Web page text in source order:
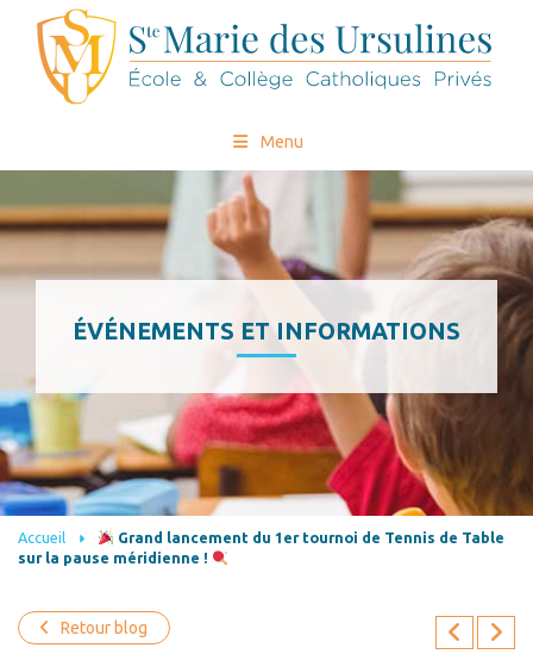
Menu
ÉVÉNEMENTS ET INFORMATIONS
Accueil
Grand lancement du 1er tournoi de Tennis de Table
sur la pause méridienne !
Retour blog